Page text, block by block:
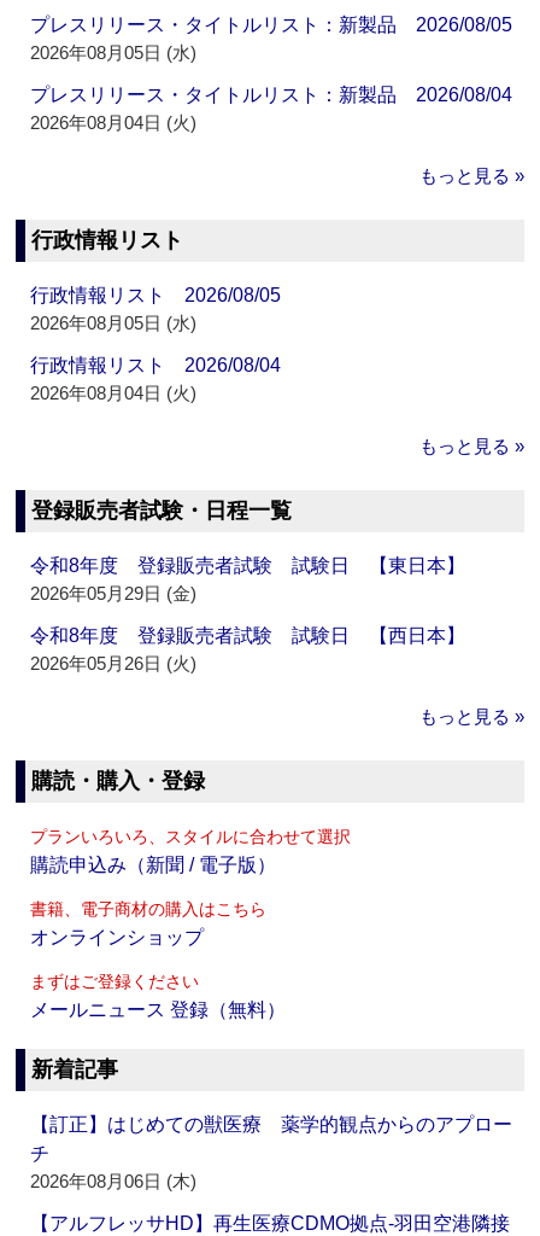
プレスリリース・タイトルリスト：新製品 2026/08/05
2026年08月05日 (水)
プレスリリース・タイトルリスト：新製品 2026/08/04
2026年08月04日 (火)
もっと見る »
行政情報リスト
行政情報リスト 2026/08/05
2026年08月05日 (水)
行政情報リスト 2026/08/04
2026年08月04日 (火)
もっと見る »
登録販売者試験・日程一覧
令和8年度 登録販売者試験 試験日 【東日本】
2026年05月29日 (金)
令和8年度 登録販売者試験 試験日 【西日本】
2026年05月26日 (火)
もっと見る »
購読・購入・登録
プランいろいろ、スタイルに合わせて選択
購読申込み（新聞 / 電子版）
書籍、電子商材の購入はこちら
オンラインショップ
まずはご登録ください
メールニュース 登録（無料）
新着記事
【訂正】はじめての獣医療 薬学的観点からのアプロー
チ
2026年08月06日 (木)
【アルフレッサHD】再生医療CDMO拠点‐羽田空港隣接